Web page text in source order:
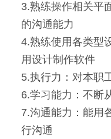
3.熟练操作相关平
的沟通能力
4.熟练使用各类型
用设计制作软件
5.执行力：对本职
6.学习能力：不断
7.沟通能力：能用
行沟通